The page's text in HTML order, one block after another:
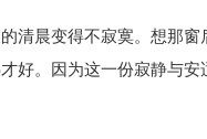
清晨变得不寂寞。想那
好。因为这一份寂静与